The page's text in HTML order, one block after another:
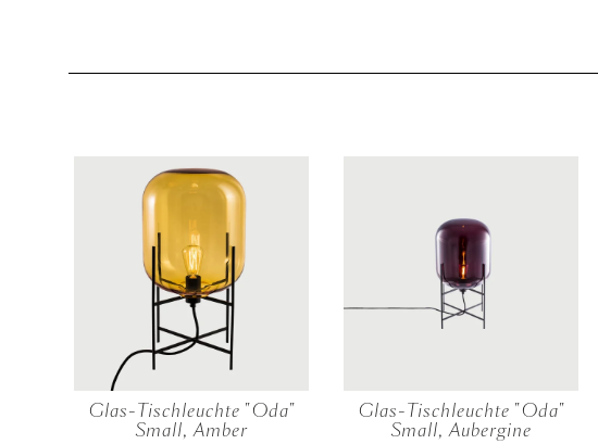
Glas-Tischleuchte "Oda"
Small, Amber
Glas-Tischleuchte "Oda"
Small, Aubergine